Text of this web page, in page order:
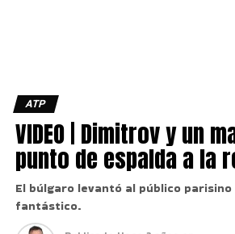
ATP
VIDEO | Dimitrov y un
punto de espalda a la
El búlgaro levantó al público
fantástico.